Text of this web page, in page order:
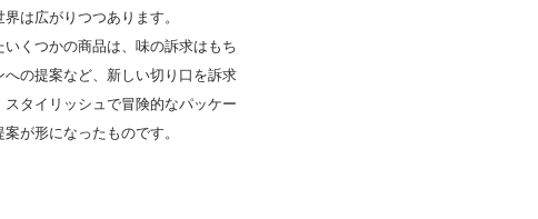
は広がりつつあります。
くつかの商品は、 ​味の訴求はもち
への提案など、新しい切り口を訴求
タイリッシュで冒険的なパッケー
が形になったものです。